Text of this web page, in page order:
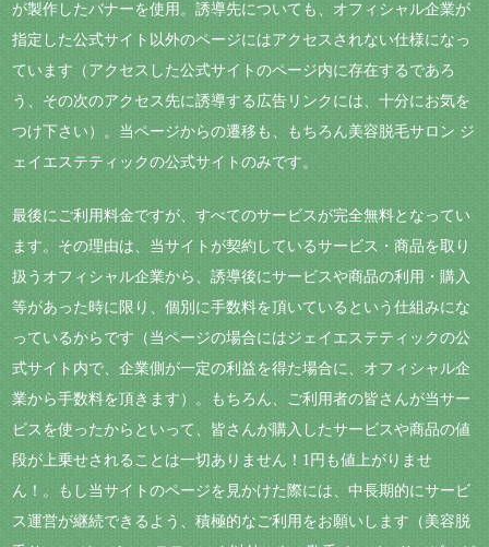
が製作したバナーを使用。誘導先についても、オフィシャル企業が
指定した公式サイト以外のページにはアクセスされない仕様になっ
ています（アクセスした公式サイトのページ内に存在するであろ
う、その次のアクセス先に誘導する広告リンクには、十分にお気を
つけ下さい）。当ページからの遷移も、もちろん美容脱毛サロン ジ
ェイエステティックの公式サイトのみです。
最後にご利用料金ですが、すべてのサービスが完全無料となってい
ます。その理由は、当サイトが契約しているサービス・商品を取り
扱うオフィシャル企業から、誘導後にサービスや商品の利用・購入
等があった時に限り、個別に手数料を頂いているという仕組みにな
っているからです（当ページの場合にはジェイエステティックの公
式サイト内で、企業側が一定の利益を得た場合に、オフィシャル企
業から手数料を頂きます）。もちろん、ご利用者の皆さんが当サー
ビスを使ったからといって、皆さんが購入したサービスや商品の値
段が上乗せされることは一切ありません！1円も値上がりませ
ん！。もし当サイトのページを見かけた際には、中長期的にサービ
ス運営が継続できるよう、積極的なご利用をお願いします（美容脱